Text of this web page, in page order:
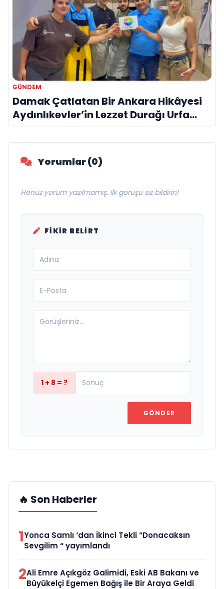
GÜNDEM
Damak Çatlatan Bir Ankara Hikâyesi
Aydınlıkevler’in Lezzet Durağı Urfa
Damak
Yorumlar (0)
Henüz yorum yazılmamış. İlk görüşü siz bildirin!
FIKIR BELIRT
1 + 8 = ?
GÖNDER
🔥 Son Haberler
1Yonca Samlı ‘dan İkinci Tekli “Donacaksın
Sevgilim “ yayımlandı
2Ali Emre Açıkgöz Galimidi, Eski AB Bakanı ve
Büyükelçi Egemen Bağış ile Bir Araya Geldi